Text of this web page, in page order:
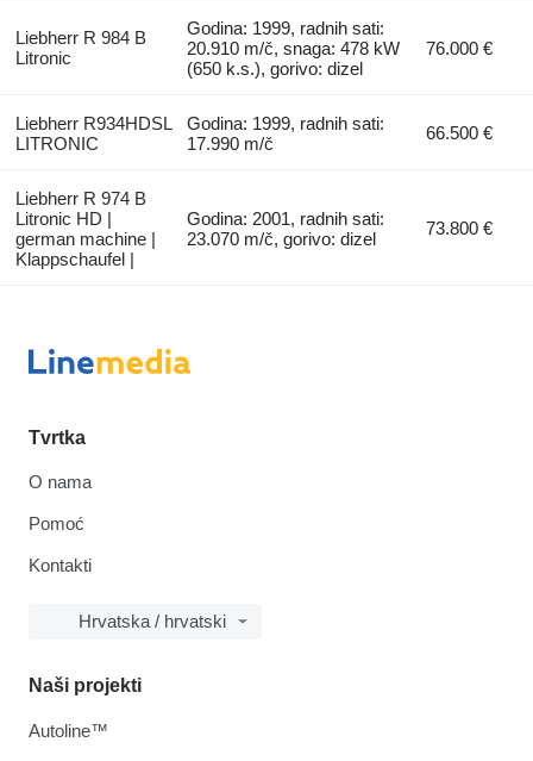
Liebherr R 984 B
Litronic
Godina: 1999, radnih sati:
20.910 m/č, snaga: 478 kW
(650 k.s.), gorivo: dizel
76.000 €
Liebherr R934HDSL
LITRONIC
Godina: 1999, radnih sati:
17.990 m/č
66.500 €
Liebherr R 974 B
Litronic HD |
german machine |
Klappschaufel |
Godina: 2001, radnih sati:
23.070 m/č, gorivo: dizel
73.800 €
Tvrtka
O nama
Pomoć
Kontakti
Hrvatska / hrvatski
Naši projekti
Autoline™